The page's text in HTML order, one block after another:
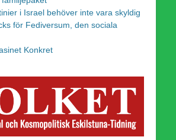
i Israel behöver inte vara skyldig
för Fediversum, den sociala
Konkret